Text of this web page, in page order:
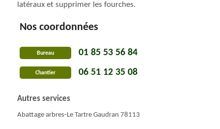
latéraux et supprimer les fourches.
Nos coordonnées
Bureau 01 85 53 56 84
Chantier 06 51 12 35 08
Autres services
Abattage arbres-Le Tartre Gaudran 78113